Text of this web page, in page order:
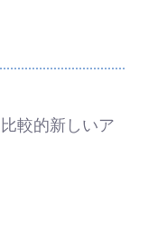
較的新しいア